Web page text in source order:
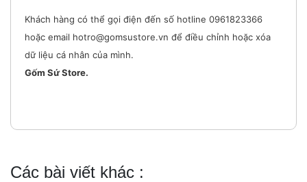
Khách hàng có thể gọi điện đến số hotline 0961823366
hoặc email hotro@gomsustore.vn để điều chỉnh hoặc xóa
dữ liệu cá nhân của mình.
Gốm Sứ Store.
Các bài viết khác :